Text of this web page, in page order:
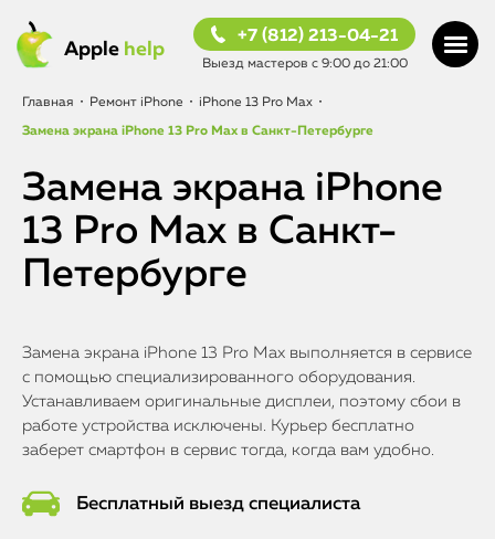
Apple help
+7 (812) 213-04-21
Выезд мастеров с 9:00 до 21:00
Главная • Ремонт iPhone • iPhone 13 Pro Max •
Замена экрана iPhone 13 Pro Max в Санкт-Петербурге
Замена экрана iPhone
13 Pro Max в Санкт-
Петербурге
Замена экрана iPhone 13 Pro Max выполняется в сервисе
с помощью специализированного оборудования.
Устанавливаем оригинальные дисплеи, поэтому сбои в
работе устройства исключены. Курьер бесплатно
заберет смартфон в сервис тогда, когда вам удобно.
Бесплатный выезд специалиста